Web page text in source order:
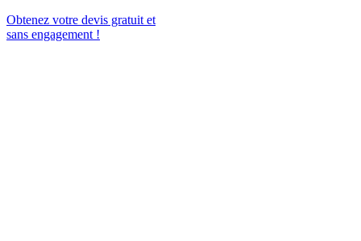
Obtenez votre devis gratuit et
sans engagement !